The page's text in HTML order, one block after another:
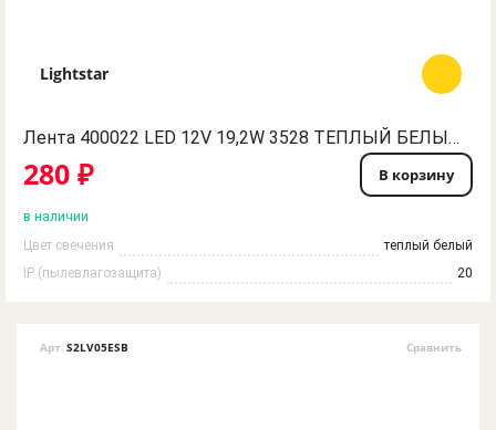
Lightstar
Лента 400022 LED 12V 19,2W 3528 ТЕПЛЫЙ БЕЛЫЙ СВЕТ Lightstar
280 ₽ В корзину
в наличии
Цвет свечения
теплый белый
IP (пылевлагозащита)
20
Арт S2LV05ESB Сравнить